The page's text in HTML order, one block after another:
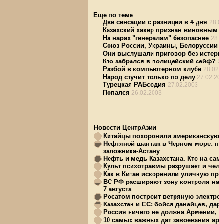
Еще по теме
Две сенсации с разницей в 4 дня
Казахский хакер признан
На нарах "генералам" безопаснее
Союз России, Украины, Белоруссии
Они выслушали приговор без
Кто забрался в полицейский сейф?
Разбой в компьютерном клубе
Народ стучит только по делу
Турецкая РАБсодия 27.02.2003
Попался 26.02.2003
Новости ЦентрАзии
Китайцы похоронили
Нефтяной шантаж в Черном море:
заложника-Астану
Нефть и медь Казахстана. Кто на
Культ психотравмы разрушает и
Как в Китае искоренили уличную
ВС РФ расширяют зону контроля на
7 августа
Росатом построит ветряную
Казахстан и ЕС: бойся данайцев,
Россия ничего не должна Армении,
10 самых важных дат завоевания